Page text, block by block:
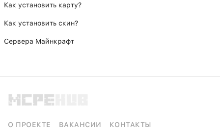
Как установить карту?
Как установить скин?
Сервера Майнкрафт
О ПРОЕКТЕ ВАКАНСИИ КОНТАКТЫ